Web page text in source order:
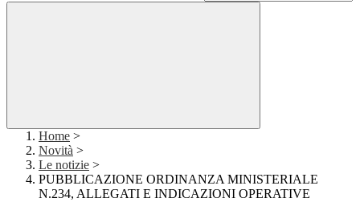
Home >
Novità >
Le notizie >
PUBBLICAZIONE ORDINANZA MINISTERIALE
N.234, ALLEGATI E INDICAZIONI OPERATIVE